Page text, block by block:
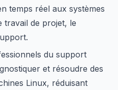
temps réel aux systèmes
travail de projet, le
du support
et résoudre des
Linux, réduisant